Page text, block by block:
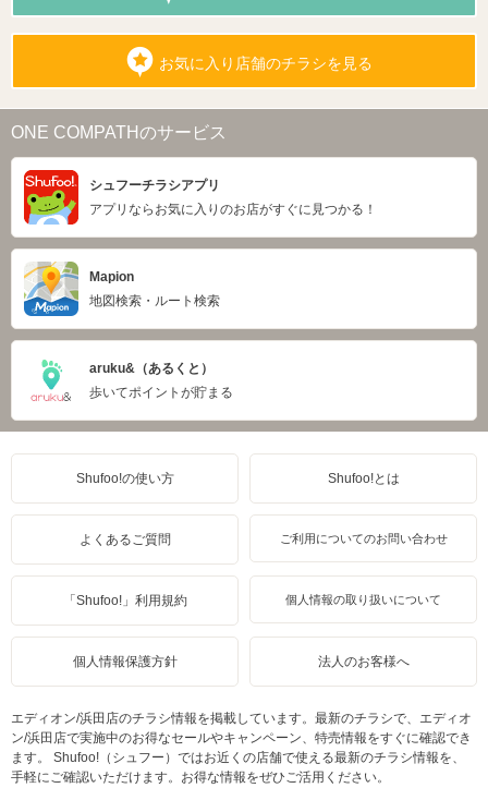
お気に入り店舗のチラシを見る
ONE COMPATHのサービス
シュフーチラシアプリ
アプリならお気に入りのお店がすぐに見つかる！
Mapion
地図検索・ルート検索
aruku&（あるくと）
歩いてポイントが貯まる
Shufoo!の使い方 Shufoo!とは
よくあるご質問 ご利用についてのお問い合わせ
「Shufoo!」利用規約 個人情報の取り扱いについて
個人情報保護方針 法人のお客様へ
エディオン/浜田店のチラシ情報を掲載しています。最新のチラシで、エディオ
ン/浜田店で実施中のお得なセールやキャンペーン、特売情報をすぐに確認でき
ます。 Shufoo!（シュフー）ではお近くの店舗で使える最新のチラシ情報を、
手軽にご確認いただけます。お得な情報をぜひご活用ください。